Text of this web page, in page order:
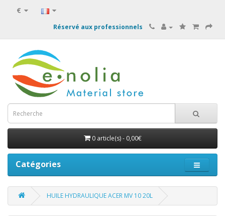
€
Réservé aux professionnels
0 article(s) - 0,00€
Catégories
HUILE HYDRAULIQUE ACER MV 10 20L